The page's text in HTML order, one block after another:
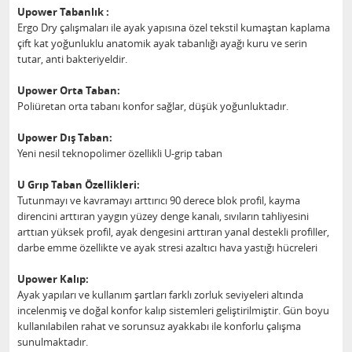
Upower Tabanlık :
Ergo Dry çalışmaları ile ayak yapısına özel tekstil kumaştan kaplama
çift kat yoğunluklu anatomik ayak tabanlığı ayağı kuru ve serin
tutar, anti bakteriyeldir.
Upower Orta Taban:
Poliüretan orta tabanı konfor sağlar, düşük yoğunluktadır.
Upower Dış Taban:
Yeni nesil teknopolimer özellikli U-grip taban
U Grıp Taban Özellikleri:
Tutunmayı ve kavramayı arttırıcı 90 derece blok profil, kayma
direncini arttıran yaygın yüzey denge kanalı, sıvıların tahliyesini
arttıan yüksek profil, ayak dengesini arttıran yanal destekli profiller,
darbe emme özellikte ve ayak stresi azaltıcı hava yastığı hücreleri
Upower Kalıp:
Ayak yapıları ve kullanım şartları farklı zorluk seviyeleri altında
incelenmiş ve doğal konfor kalıp sistemleri geliştirilmiştir. Gün boyu
kullanılabilen rahat ve sorunsuz ayakkabı ile konforlu çalışma
sunulmaktadır.